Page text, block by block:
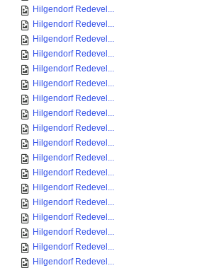
Hilgendorf Redevel...
Hilgendorf Redevel...
Hilgendorf Redevel...
Hilgendorf Redevel...
Hilgendorf Redevel...
Hilgendorf Redevel...
Hilgendorf Redevel...
Hilgendorf Redevel...
Hilgendorf Redevel...
Hilgendorf Redevel...
Hilgendorf Redevel...
Hilgendorf Redevel...
Hilgendorf Redevel...
Hilgendorf Redevel...
Hilgendorf Redevel...
Hilgendorf Redevel...
Hilgendorf Redevel...
Hilgendorf Redevel...